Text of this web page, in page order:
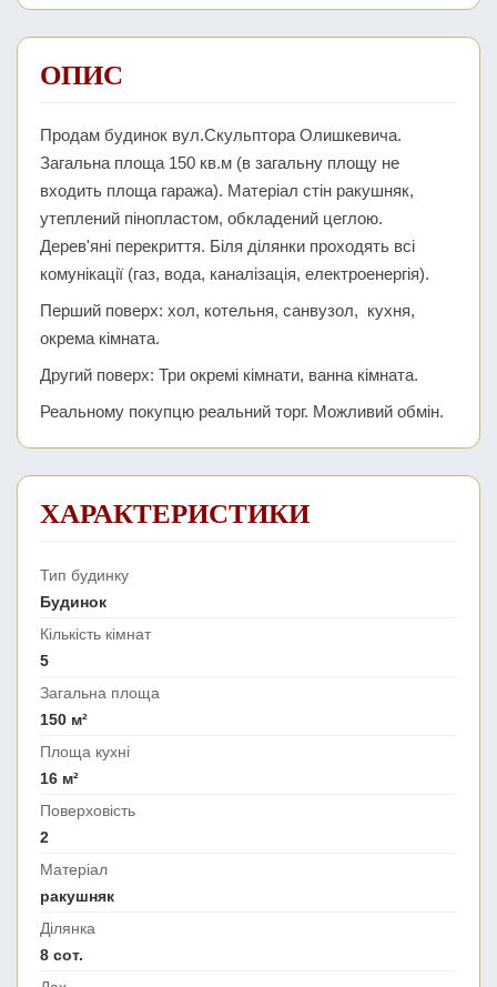
ОПИС
Продам будинок вул.Скульптора Олишкевича.
Загальна площа 150 кв.м (в загальну площу не
входить площа гаража). Матеріал стін ракушняк,
утеплений пінопластом, обкладений цеглою.
Дерев'яні перекриття. Біля ділянки проходять всі
комунікації (газ, вода, каналізація, електроенергія).
Перший поверх: хол, котельня, санвузол, кухня,
окрема кімната.
Другий поверх: Три окремі кімнати, ванна кімната.
Реальному покупцю реальний торг. Можливий обмін.
ХАРАКТЕРИСТИКИ
Тип будинку
Будинок
Кількість кімнат
5
Загальна площа
150 м²
Площа кухні
16 м²
Поверховість
2
Матеріал
ракушняк
Ділянка
8 сот.